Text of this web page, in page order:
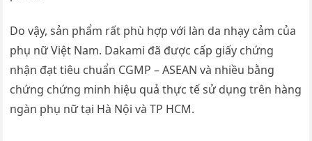
Do vậy, sản phẩm rất phù hợp với làn da nhạy cảm của
phụ nữ Việt Nam. Dakami đã được cấp giấy chứng
nhận đạt tiêu chuẩn CGMP – ASEAN và nhiều bằng
chứng chứng minh hiệu quả thực tế sử dụng trên hàng
ngàn phụ nữ tại Hà Nội và TP HCM.